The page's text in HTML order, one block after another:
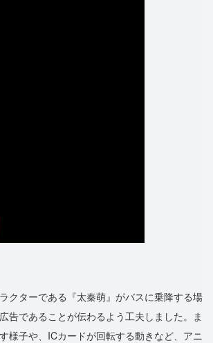
クターである『太秦萌』がバスに乗降する場
告であることが伝わるよう工夫しました。ま
様子や、ICカードが回転する動きなど、アニ